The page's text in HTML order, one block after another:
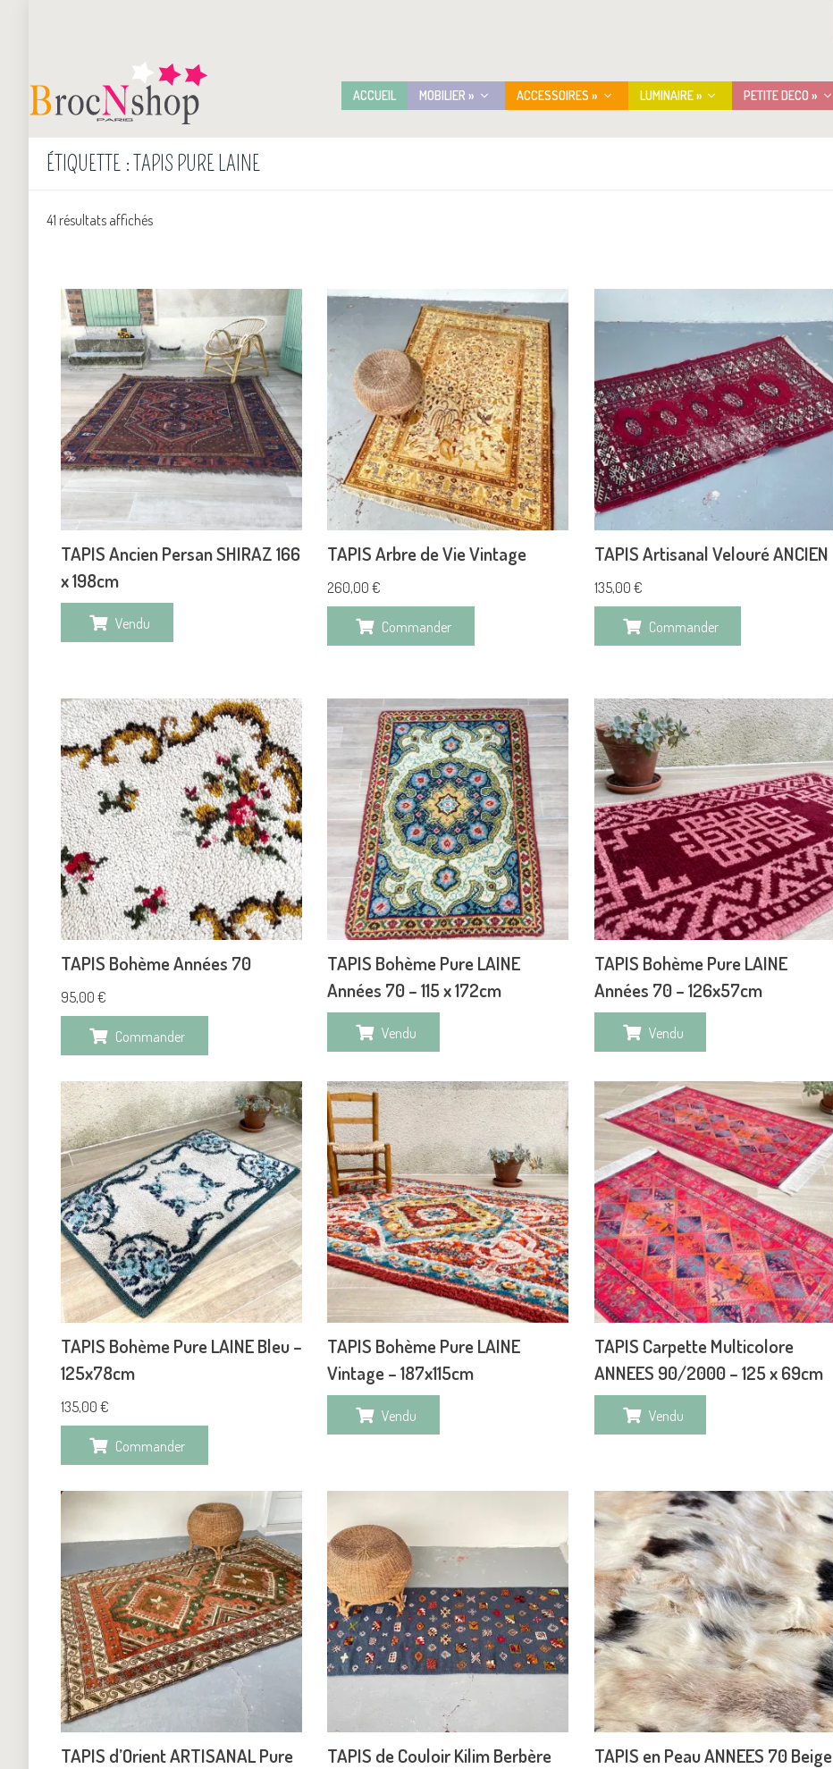
ACCUEIL MOBILIER » ACCESSOIRES » LUMINAIRE » PETITE DECO »
ÉTIQUETTE :TAPIS PURE LAINE
41 résultats affichés
TAPIS Ancien Persan SHIRAZ 166
x 198cm
Vendu
TAPIS Arbre de Vie Vintage
260,00€
Commander
TAPIS Artisanal Velouré ANCIEN
135,00 €
Commander
TAPIS Bohème Années 70
95,00 €
Commander
TAPIS Bohème Pure LAINE
Années 70 – 115 x 172cm
Vendu
TAPIS Bohème Pure LAINE
Années 70 – 126x57cm
Vendu
TAPIS Bohème Pure LAINE Bleu –
125x78cm
135,00 €
Commander
TAPIS Bohème Pure LAINE
Vintage – 187x115cm
Vendu
TAPIS Carpette Multicolore
ANNEES 90/2000 – 125 x 69cm
Vendu
TAPIS d’Orient ARTISANAL Pure
TAPIS de Couloir Kilim Berbère
TAPIS en Peau ANNEES 70 Beige